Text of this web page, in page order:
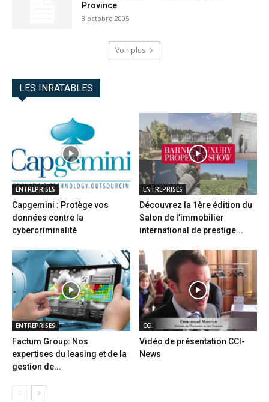
Province
3 octobre 2005
Voir plus
LES INRATABLES
ENTREPRISES
Capgemini : Protège vos
données contre la
cybercriminalité
ENTREPRISES
Découvrez la 1ère édition du
Salon de l’immobilier
international de prestige...
ENTREPRISES
Factum Group: Nos
expertises du leasing et de la
gestion de...
CCI
Vidéo de présentation CCI-
News